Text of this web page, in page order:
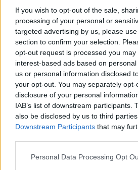
If you wish to opt-out of the sale,
processing of your personal or
targeted advertising by us, please
section to confirm your selection.
opt-out request is processed you may
interest-based ads based on
us or personal information disclosed
your opt-out. You may separately
disclosure of your personal
IAB’s list of downstream participants.
also be disclosed by us to third
Downstream Participants that may
Personal Data Processing Opt